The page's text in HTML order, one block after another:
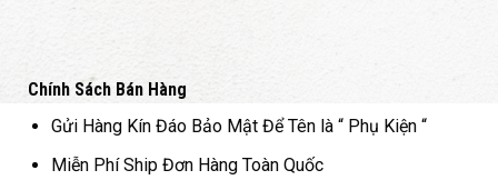
Chính Sách Bán Hàng
Gửi Hàng Kín Đáo Bảo Mật Để Tên là “ Phụ Kiện “
Miễn Phí Ship Đơn Hàng Toàn Quốc